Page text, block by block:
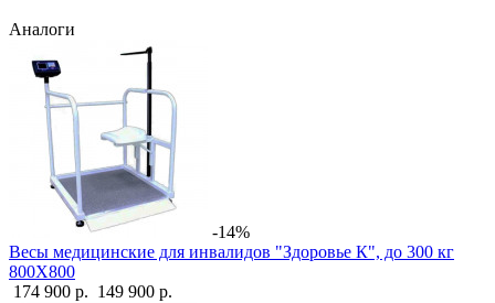
Аналоги
-14%
Весы медицинские для инвалидов "Здоровье К", до 300 кг
800Х800
174 900 р. 149 900 р.